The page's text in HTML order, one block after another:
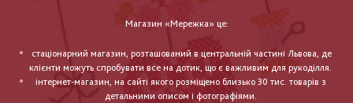
Магазин «Мережка» це:
стаціонарний магазин, розташований в центральній частині Львова, де
клієнти можуть спробувати все на дотик, що є важливим для рукоділля.
інтернет-магазин, на сайті якого розміщено близько 30 тис. товарів з
детальними описом і фотографіями.